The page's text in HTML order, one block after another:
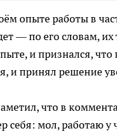
опыте работы в
— по его словам,
и признался, что
и принял решение
что в
себя: мол, работаю